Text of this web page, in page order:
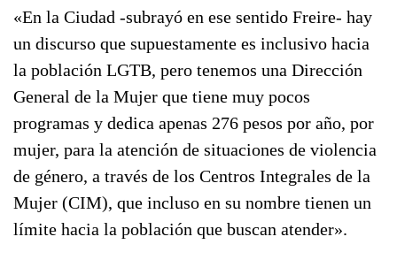
«En la Ciudad -subrayó en ese sentido Freire- hay
un discurso que supuestamente es inclusivo hacia
la población LGTB, pero tenemos una Dirección
General de la Mujer que tiene muy pocos
programas y dedica apenas 276 pesos por año, por
mujer, para la atención de situaciones de violencia
de género, a través de los Centros Integrales de la
Mujer (CIM), que incluso en su nombre tienen un
límite hacia la población que buscan atender».